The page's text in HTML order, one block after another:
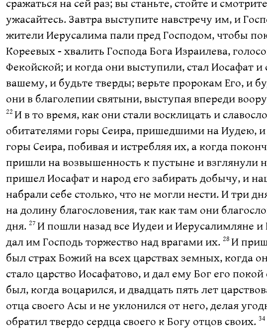
ужасайтесь. Завтра выступите навстречу им, и
жители Иерусалима пали пред Господом, чтобы
Кореевых - хвалить Господа Бога Израилева,
Фекойской; и когда они выступили, стал Иосафат
вашему, и будьте тверды; верьте пророкам Его, и
они в благолепии святыни, выступая впереди
22 И в то время, как они стали восклицать и
обитателями горы Сеира, пришедшими на Иудею,
горы Сеира, побивая и истребляя их, а когда
пришли на возвышенность к пустыне и взглянули
пришел Иосафат и народ его забирать добычу, и
набрали себе столько, что не могли нести. И три
на долину благословения, так как там они
дня. 27 И пошли назад все Иудеи и Иерусалимляне и
дал им Господь торжество над врагами их. 28 И
был страх Божий на всех царствах земных, когда
стало царство Иосафатово, и дал ему Бог его покой
был, когда воцарился, и двадцать пять лет
отца своего Асы и не уклонился от него, делая
обратил твердо сердца своего к Богу отцов своих. 34